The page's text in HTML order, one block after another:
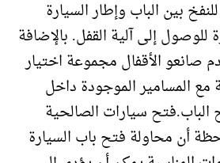
بين الباب وإطار السيارة
إلى آلية القفل. بالإضافة
صانعو الأقفال مجموعة اختيار
مع المسامير الموجودة داخل
الباب.فتح سيارات الصالحية
أن محاولة فتح باب السيارة